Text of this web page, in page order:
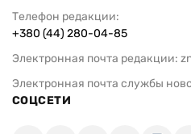
Телефон редакции:
+380 (44) 280-04-85
Электронная почта редакции:
Электронная почта службы
СОЦСЕТИ